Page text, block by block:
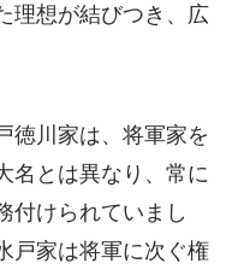
理想が結びつき、広
徳川家は、将軍家を
名とは異なり、常に
付けられていまし
戸家は将軍に次ぐ権